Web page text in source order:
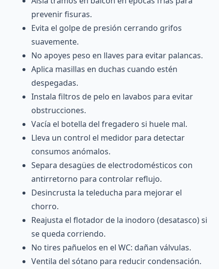
prevenir fisuras.
Evita el golpe de presión cerrando grifos
suavemente.
No apoyes peso en llaves para evitar palancas.
Aplica masillas en duchas cuando estén
despegadas.
Instala filtros de pelo en lavabos para evitar
obstrucciones.
Vacía el botella del fregadero si huele mal.
Lleva un control el medidor para detectar
consumos anómalos.
Separa desagües de electrodomésticos con
antirretorno para controlar reflujo.
Desincrusta la teleducha para mejorar el
chorro.
Reajusta el flotador de la inodoro (desatasco) si
se queda corriendo.
No tires pañuelos en el WC: dañan válvulas.
Ventila del sótano para reducir condensación.